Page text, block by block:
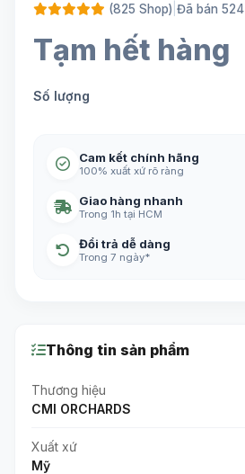
(825 Shop) Đã bán 524
Tạm hết hàng
Số lượng
Cam kết chính hãng
100% xuất xứ rõ ràng
Giao hàng nhanh
Trong 1h tại HCM
Đổi trả dễ dàng
Trong 7 ngày*
Thông tin sản phẩm
Thương hiệu
CMI ORCHARDS
Xuất xứ
Mỹ